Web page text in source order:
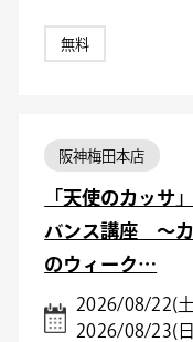
無料
阪神梅田本店
「天使のカッサ
バンス講座 ～
のウィーク…
2026/08/22(
2026/08/23(